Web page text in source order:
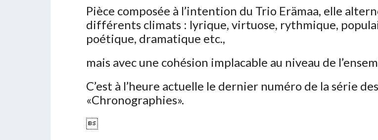
Pièce composée à l’intention du Trio Erämaa, elle
différents climats : lyrique, virtuose, rythmique,
poétique, dramatique etc.,
mais avec une cohésion implacable au niveau de
C’est à l’heure actuelle le dernier numéro de la série des
«Chronographies».
